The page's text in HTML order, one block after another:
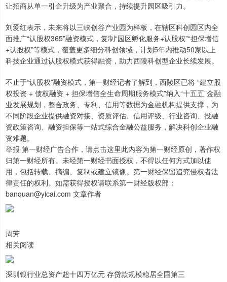
让招商从单一引企升级为产业聚合，持续提升园区吸引力。
刘爱红表示，未来将以三峡创谷产业园为样板，在辖区科创园区内全
面推广“认股权365”融资模式，复制“园区孵化服务+认股权”“担保增信
+认股权”等模式，覆盖更多细分科创领域，计划5年内推动50家以上
科技企业通过认股权模式获得融资，助力西陵科创型企业长续发展。
不止于“认股权”融资模式，第一财经记者了解到，西陵区已将 “建立股
权投资 + 债权融资 + 担保增信全生命周期服务模式”纳入“十五五”金融
业发展规划，整合政务、专利、信用等数据为金融机构提供支撑，为
不同阶段企业提供融资对接、资质评估、信用评级、行业咨询、投融
资政策咨询、融资担保等一站式综合金融公益服务，解决科创企业融
资难题。
举报 第一财经广告合作，请点击这里此内容为第一财经原创，著作权
归第一财经所有。未经第一财经书面授权，不得以任何方式加以使
用，包括转载、摘编、复制或建立镜像。第一财经保留追究侵权者法
律责任的权利。如需获得授权请联系第一财经版权部：
banquan@yicai.com 文章作者
周芳
相关阅读
深圳银行业总资产超十四万亿元 存贷款规模稳居全国第三